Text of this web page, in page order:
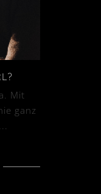
Mit
ganz